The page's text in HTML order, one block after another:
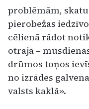
problēmām,
pierobežas
cēlienā rādot
otrajā –
drūmos toņos
no izrādes
valsts kaklā».